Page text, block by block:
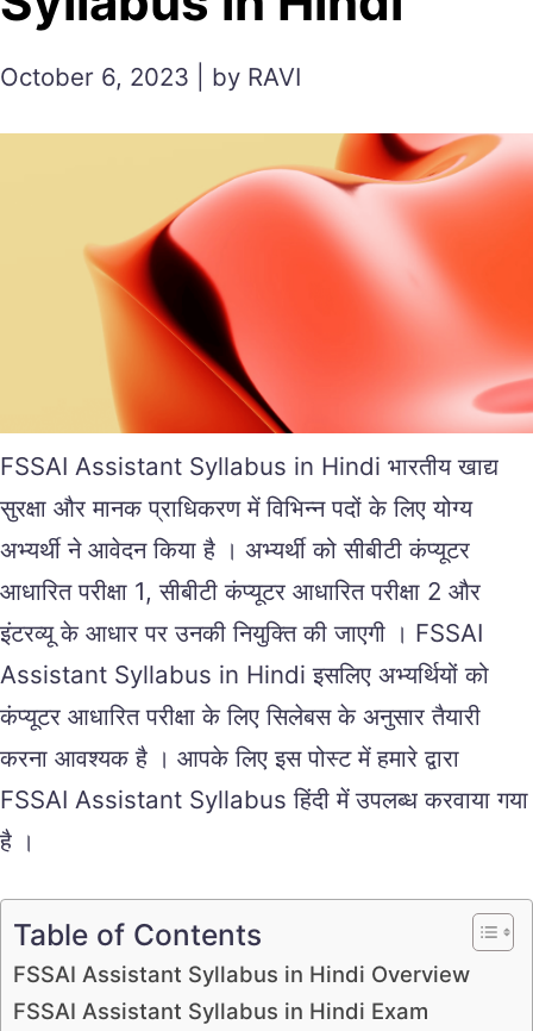
October 6, 2023 | by RAVI
FSSAI Assistant Syllabus in Hindi भारतीय खाद्य
सुरक्षा और मानक प्राधिकरण में विभिन्न पदों के लिए योग्य
अभ्यर्थी ने आवेदन किया है । अभ्यर्थी को सीबीटी कंप्यूटर
आधारित परीक्षा 1, सीबीटी कंप्यूटर आधारित परीक्षा 2 और
इंटरव्यू के आधार पर उनकी नियुक्ति की जाएगी । FSSAI
Assistant Syllabus in Hindi इसलिए अभ्यर्थियों को
कंप्यूटर आधारित परीक्षा के लिए सिलेबस के अनुसार तैयारी
करना आवश्यक है । आपके लिए इस पोस्ट में हमारे द्वारा
FSSAI Assistant Syllabus हिंदी में उपलब्ध करवाया गया
है ।
Table of Contents
FSSAI Assistant Syllabus in Hindi Overview
FSSAI Assistant Syllabus in Hindi Exam